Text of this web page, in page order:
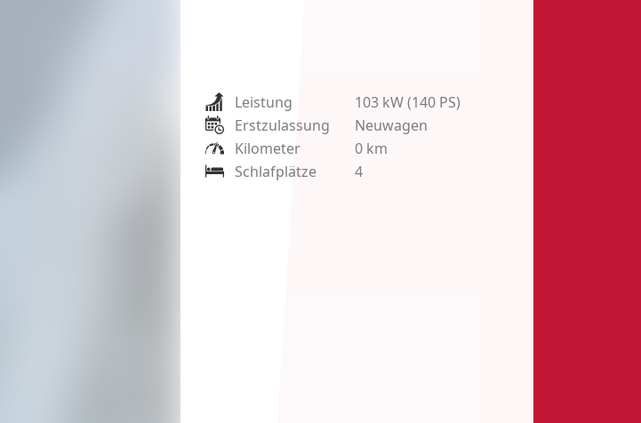
Leistung 103 kW (140 PS)
Erstzulassung
Neuwagen
Kilometer
0 km
Schlafplätze
4